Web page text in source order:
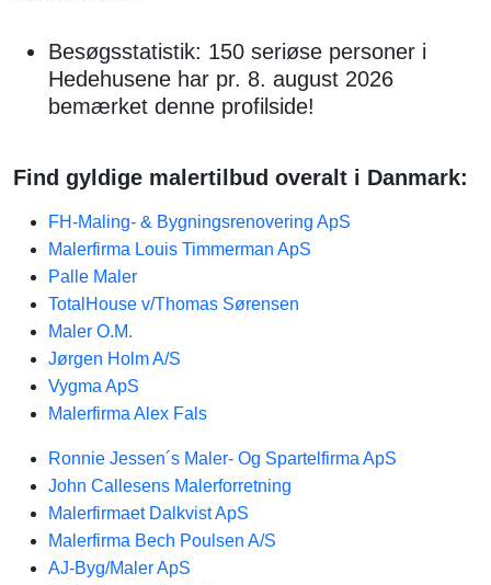
Besøgsstatistik: 150 seriøse personer i
Hedehusene har pr. 8. august 2026
bemærket denne profilside!
Find gyldige malertilbud overalt i Danmark:
FH-Maling- & Bygningsrenovering ApS
Malerfirma Louis Timmerman ApS
Palle Maler
TotalHouse v/Thomas Sørensen
Maler O.M.
Jørgen Holm A/S
Vygma ApS
Malerfirma Alex Fals
Ronnie Jessen´s Maler- Og Spartelfirma ApS
John Callesens Malerforretning
Malerfirmaet Dalkvist ApS
Malerfirma Bech Poulsen A/S
AJ-Byg/Maler ApS